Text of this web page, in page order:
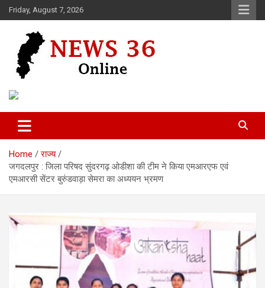
Skip
to
Friday, August 7, 2026
News 36
Home
राज्य
जगदलपुर : जिला परिषद सुंदरगढ़ ओडीशा की टीम ने किया एमआरएफ एवं
एमआरसी सेंटर बुरुंडवाड़ा सेमरा का अध्ययन भ्रमण